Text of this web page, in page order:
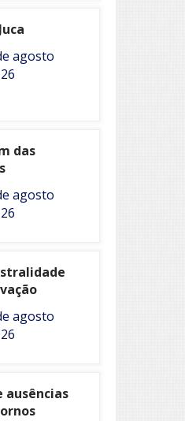
agosto
das
agosto
agosto
ausências